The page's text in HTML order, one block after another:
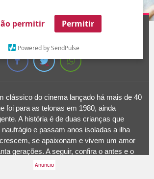
permitir Permitir
Powered by SendPulse
clássico do cinema lançado há mais de 40
foi para as telonas em 1980, ainda
A história é de duas crianças que
e passam anos isoladas a ilha
se apaixonam e vivem um amor
gerações. A seguir, confira o antes e o
A Lagoa Azul